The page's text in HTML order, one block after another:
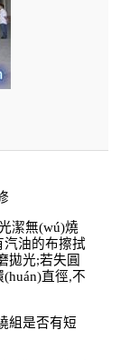
潔無(wú)燒
汽油的布擦拭
拋光;若失圓
直徑,不
組是否有短